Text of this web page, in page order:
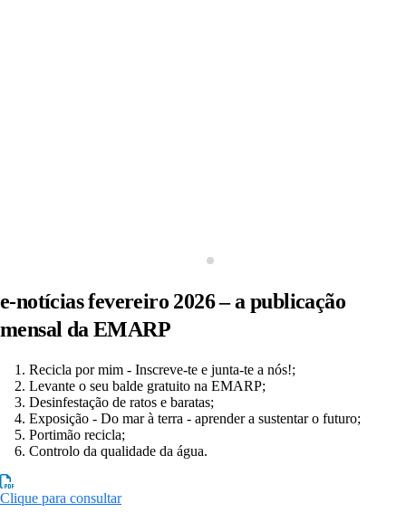
e-notícias fevereiro 2026 – a publicação
mensal da EMARP
Recicla por mim - Inscreve-te e junta-te a nós!;
Levante o seu balde gratuito na EMARP;
Desinfestação de ratos e baratas;
Exposição - Do mar à terra - aprender a sustentar o futuro;
Portimão recicla;
Controlo da qualidade da água.
Clique para consultar